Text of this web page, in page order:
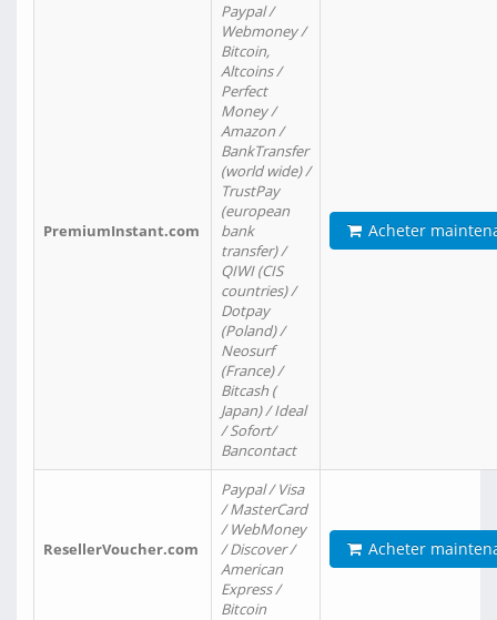
PremiumInstant.com
Paypal /
Webmoney /
Bitcoin,
Altcoins /
Perfect
Money /
Amazon /
BankTransfer
(world wide) /
TrustPay
(european
bank
transfer) /
QIWI (CIS
countries) /
Dotpay
(Poland) /
Neosurf
(France) /
Bitcash (
Japan) / Ideal
/ Sofort/
Bancontact
Acheter
ResellerVoucher.com
Paypal / Visa
/ MasterCard
/ WebMoney
/ Discover /
American
Express /
Bitcoin
Acheter